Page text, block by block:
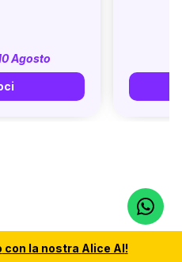
Agosto
con la nostra Alice AI!